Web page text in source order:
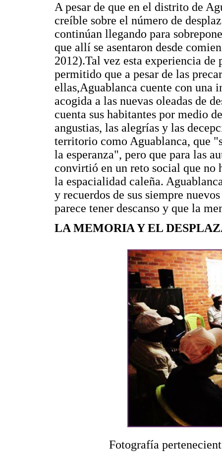
A pesar de que en el distrito de
creíble sobre el número de
continúan llegando para
que allí se asentaron desde
2012).Tal vez esta experiencia
permitido que a pesar de las
ellas,Aguablanca cuente con una
acogida a las nuevas oleadas de
cuenta sus habitantes por medio
angustias, las alegrías y las
territorio como Aguablanca, que
la esperanza", pero que para las
convirtió en un reto social que no
la espacialidad caleña.
y recuerdos de sus siempre
parece tener descanso y que la
LA MEMORIA Y EL
Fotografía